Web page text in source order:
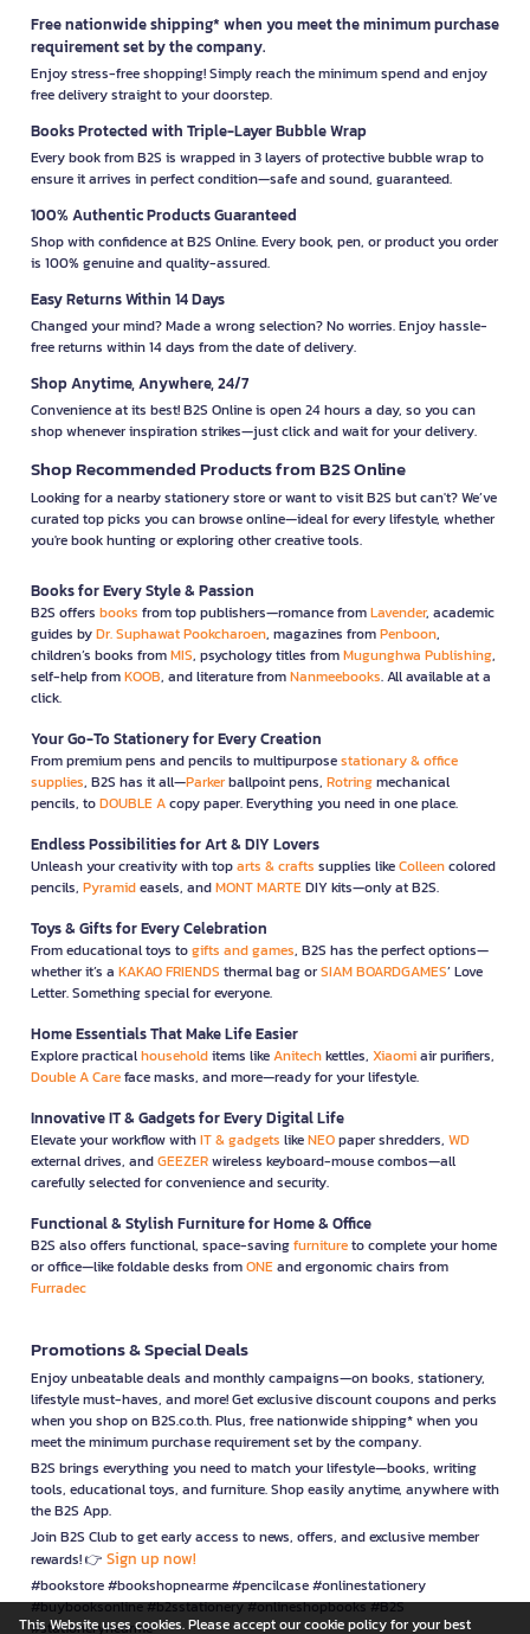
Free nationwide shipping* when you meet the minimum purchase
requirement set by the company.
Enjoy stress-free shopping! Simply reach the minimum spend and enjoy
free delivery straight to your doorstep.
Books Protected with Triple-Layer Bubble Wrap
Every book from B2S is wrapped in 3 layers of protective bubble wrap to
ensure it arrives in perfect condition—safe and sound, guaranteed.
100% Authentic Products Guaranteed
Shop with confidence at B2S Online. Every book, pen, or product you order
is 100% genuine and quality-assured.
Easy Returns Within 14 Days
Changed your mind? Made a wrong selection? No worries. Enjoy hassle-
free returns within 14 days from the date of delivery.
Shop Anytime, Anywhere, 24/7
Convenience at its best! B2S Online is open 24 hours a day, so you can
shop whenever inspiration strikes—just click and wait for your delivery.
Shop Recommended Products from B2S Online
Looking for a nearby stationery store or want to visit B2S but can't? We’ve
curated top picks you can browse online—ideal for every lifestyle, whether
you're book hunting or exploring other creative tools.
Books for Every Style & Passion
B2S offers books from top publishers—romance fromLavender, academic
guides byDr. Suphawat Pookcharoen, magazines fromPenboon,
children’s books fromMIS, psychology titles fromMugunghwa Publishing,
self-help fromKOOB, and literature fromNanmeebooks. All available at a
click.
Your Go-To Stationery for Every Creation
From premium pens and pencils to multipurposestationary & office
supplies, B2S has it all—Parkerballpoint pens, Rotringmechanical
pencils, toDOUBLE Acopy paper. Everything you need in one place.
Endless Possibilities for Art & DIY Lovers
Unleash your creativity with toparts & crafts supplies likeColleencolored
pencils, Pyramideasels, andMONT MARTEDIY kits—only at B2S.
Toys & Gifts for Every Celebration
From educational toys togifts and games, B2S has the perfect options—
whether it’s a KAKAO FRIENDS thermal bag orSIAM BOARDGAMES’ Love
Letter. Something special for everyone.
Home Essentials That Make Life Easier
Explore practicalhouseholditems likeAnitechkettles, Xiaomiair purifiers,
Double A Careface masks, and more—ready for your lifestyle.
Innovative IT & Gadgets for Every Digital Life
Elevate your workflow withIT & gadgets likeNEOpaper shredders, WD
external drives, andGEEZERwireless keyboard-mouse combos—all
carefully selected for convenience and security.
Functional & Stylish Furniture for Home & Office
B2S also offers functional, space-savingfurnitureto complete your home
or office—like foldable desks fromONEand ergonomic chairs from
Furradec
Promotions & Special Deals
Enjoy unbeatable deals and monthly campaigns—on books, stationery,
lifestyle must-haves, and more! Get exclusive discount coupons and perks
when you shop on B2S.co.th. Plus, free nationwide shipping* when you
meet the minimum purchase requirement set by the company.
B2S brings everything you need to match your lifestyle—books, writing
tools, educational toys, and furniture. Shop easily anytime, anywhere with
the B2S App.
Join B2S Club to get early access to news, offers, and exclusive member
rewards! 👉 Sign up now!
#bookstore #bookshopnearme #pencilcase #onlinestationery
#buybooksonline #b2sstationery #onlineshopbooks #B2S
#stationerynearme
This Website uses cookies. Please accept our cookie policy for your best